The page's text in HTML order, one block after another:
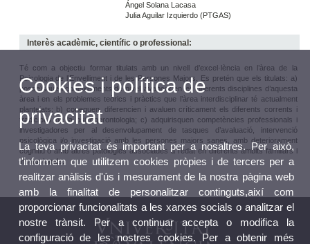
Ángel Solana Lacasa
Julia Aguilar Izquierdo (PTGAS)
Interès acadèmic, científic o professional:
Té com a objectiu formar titulats amb un nivell d’excel·lència en l’àrea de la
Psicologia de l’Envelliment i de les Persones Majors. Es pretén que els titulats: a)
posseïsquen coneixements de nivell avançat en les diferents disciplines d’aquesta
àrea i en els problemes teòrics i pràctics que l’àrea interdisciplinar té actualment
plantejats; b) coneguen, diferencien i avaluen críticament els diferents corrents i
tradicions de la psicogerontologia; c) adquirisquen competències professionals i
investigadores per al desenvolupament de tasques d’avaluació, intervenció
psicològica i/o investigació amb les persones majors sanes, amb deteriorament
cognitiu o amb altres patologies associades a l’edat en diferents àmbits familiars i
institucionals.
Cookies i política de
privacitat
La teva privacitat és important per a nosaltres. Per això,
t'informem que utilitzem cookies pròpies i de tercers per a
realitzar anàlisis d'ús i mesurament de la nostra pàgina web
amb la finalitat de personalitzar continguts,així com
proporcionar funcionalitats a les xarxes socials o analitzar el
nostre trànsit. Per a continuar accepta o modifica la
configuració de les nostres cookies. Per a obtenir més